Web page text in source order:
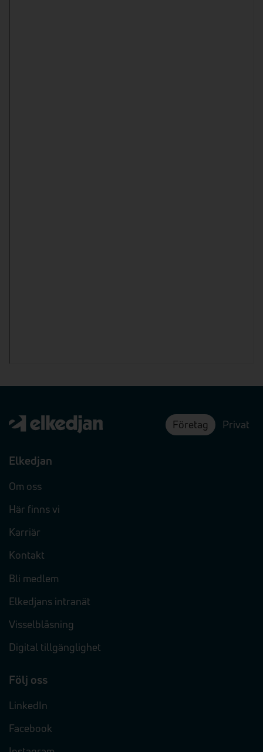
Företag Privat
Elkedjan
Om oss
Här finns vi
Karriär
Kontakt
Bli medlem
Elkedjans intranät
Visselblåsning
Digital tillgänglighet
Följ oss
LinkedIn
Facebook